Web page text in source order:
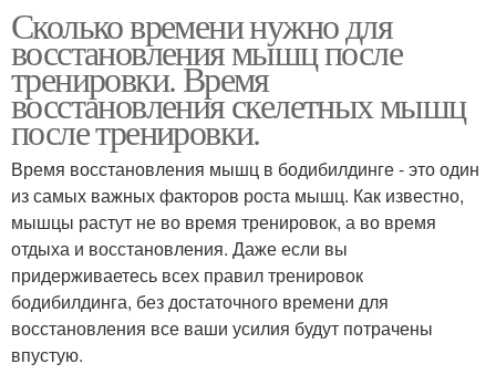
Сколько времени нужно для
восстановления мышц после
тренировки. Время
восстановления скелетных мышц
после тренировки.
Время восстановления мышц в бодибилдинге - это один
из самых важных факторов роста мышц. Как известно,
мышцы растут не во время тренировок, а во время
отдыха и восстановления. Даже если вы
придерживаетесь всех правил тренировок
бодибилдинга, без достаточного времени для
восстановления все ваши усилия будут потрачены
впустую.